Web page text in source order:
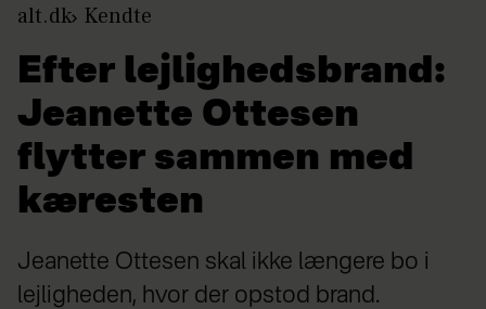
alt.dk Kendte
Efter lejlighedsbrand:
Jeanette Ottesen
flytter sammen med
kæresten
Jeanette Ottesen skal ikke længere bo i
lejligheden, hvor der opstod brand.